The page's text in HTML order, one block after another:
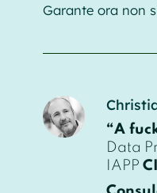
Garante ora non
“A
Data
IAPP